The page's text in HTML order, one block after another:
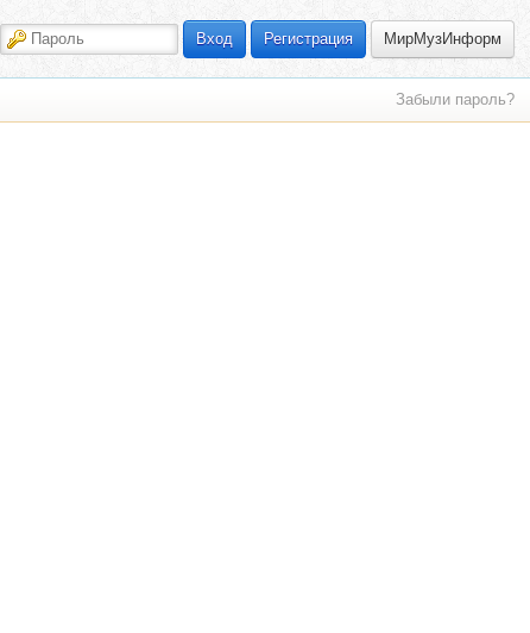
Вход Регистрация МирМузИнформ
Забыли пароль?